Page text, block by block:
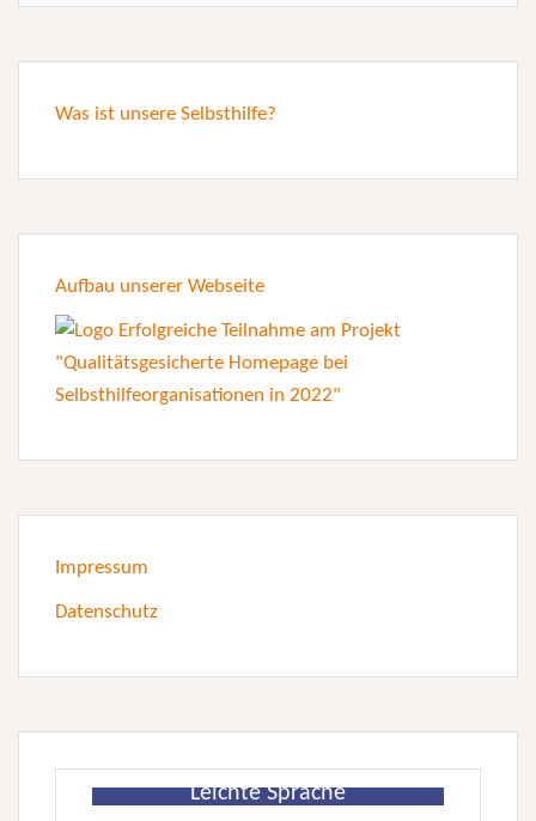
Was ist unsere Selbsthilfe?
Aufbau unserer Webseite
Impressum
Datenschutz
Leichte Sprache